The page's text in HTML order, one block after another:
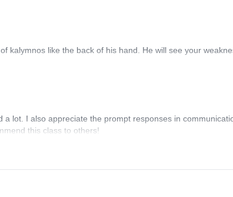
kalymnos like the back of his hand. He will see your
lot. I also appreciate the prompt responses in
this class to others!